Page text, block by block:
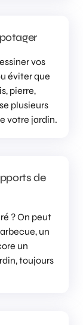
vos
éviter que
pierre,
plusieurs
votre jardin.
de
? On peut
un
un
toujours